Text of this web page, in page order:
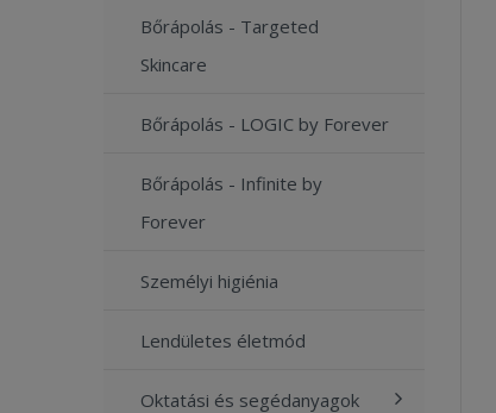
Bőrápolás - Targeted
Skincare
Bőrápolás - LOGIC by Forever
Bőrápolás - Infinite by
Forever
Személyi higiénia
Lendületes életmód
Oktatási és segédanyagok